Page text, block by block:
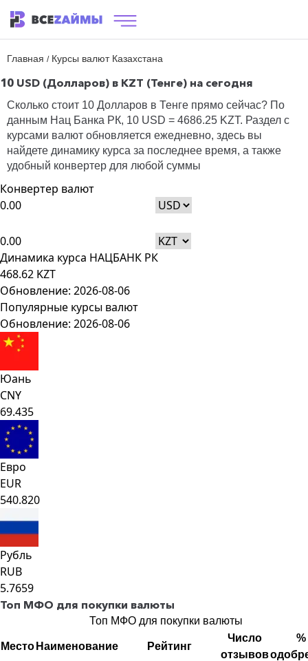
Главная / Курсы валют Казахстана
10 USD (Долларов) в KZT (Тенге) на сегодня
Сколько стоит 10 Долларов в Тенге прямо сейчас? По
данным Нац Банка РК, 10 USD = 4686.25 KZT. Раздел с
курсами валют обновляется ежедневно, здесь вы
найдете динамику курса за последнее время, а также
удобный конвертер для любой суммы
Конвертер валют
USD
KZT
Динамика курса НАЦБАНК РК
468.62 KZT
Обновление: 2026-08-06
Популярные курсы валют
Обновление: 2026-08-06
Юань
CNY
69.435
Евро
EUR
540.820
Рубль
RUB
5.7659
Топ МФО для покупки валюты
Топ МФО для покупки валюты
Место Наименование Рейтинг
Число
отзывов
%